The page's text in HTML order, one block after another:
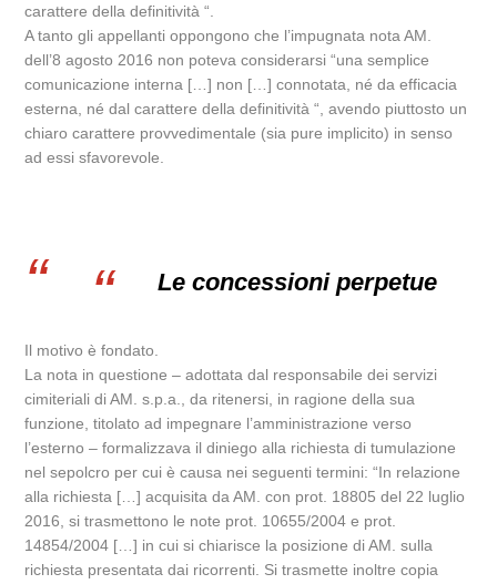
carattere della definitività “.
A tanto gli appellanti oppongono che l’impugnata nota AM.
dell’8 agosto 2016 non poteva considerarsi “una semplice
comunicazione interna […] non […] connotata, né da efficacia
esterna, né dal carattere della definitività “, avendo piuttosto un
chiaro carattere provvedimentale (sia pure implicito) in senso
ad essi sfavorevole.
Le concessioni perpetue
Il motivo è fondato.
La nota in questione – adottata dal responsabile dei servizi
cimiteriali di AM. s.p.a., da ritenersi, in ragione della sua
funzione, titolato ad impegnare l’amministrazione verso
l’esterno – formalizzava il diniego alla richiesta di tumulazione
nel sepolcro per cui è causa nei seguenti termini: “In relazione
alla richiesta […] acquisita da AM. con prot. 18805 del 22 luglio
2016, si trasmettono le note prot. 10655/2004 e prot.
14854/2004 […] in cui si chiarisce la posizione di AM. sulla
richiesta presentata dai ricorrenti. Si trasmette inoltre copia